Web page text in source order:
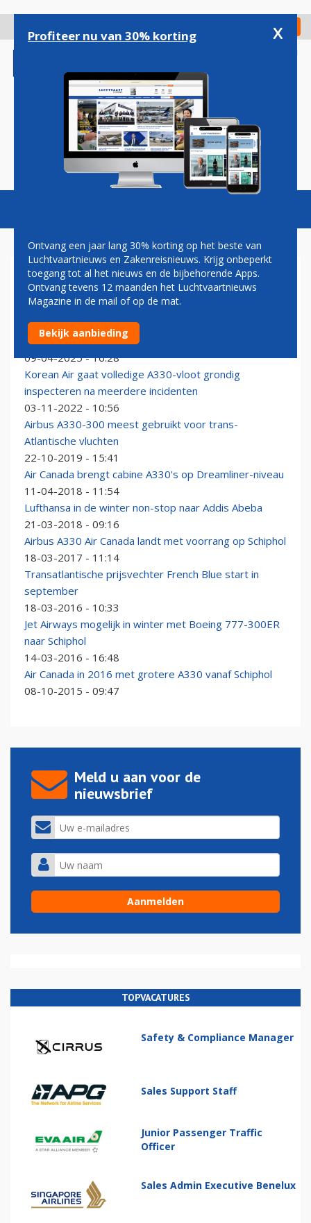
gaan
Check in
Magazine Podcasts Vacatures
AIRBUS A330-300
KLM gestart met vernieuwing van Economy Class in
Airbus A330-300's
09-04-2025 - 16:28
Korean Air gaat volledige A330-vloot grondig
inspecteren na meerdere incidenten
03-11-2022 - 10:56
Airbus A330-300 meest gebruikt voor trans-
Atlantische vluchten
22-10-2019 - 15:41
Air Canada brengt cabine A330's op Dreamliner-niveau
11-04-2018 - 11:54
Lufthansa in de winter non-stop naar Addis Abeba
21-03-2018 - 09:16
Airbus A330 Air Canada landt met voorrang op Schiphol
18-03-2017 - 11:14
Transatlantische prijsvechter French Blue start in
september
18-03-2016 - 10:33
Jet Airways mogelijk in winter met Boeing 777-300ER
naar Schiphol
14-03-2016 - 16:48
Air Canada in 2016 met grotere A330 vanaf Schiphol
08-10-2015 - 09:47
Meld u aan voor de
nieuwsbrief
TOPVACATURES
Safety & Compliance Manager
Sales Support Staff
Junior Passenger Traffic
Officer
Sales Admin Executive Benelux
Profiteer nu van 30% korting x
Ontvang een jaar lang 30% korting op het beste van
Luchtvaartnieuws en Zakenreisnieuws. Krijg onbeperkt
toegang tot al het nieuws en de bijbehorende Apps.
Ontvang tevens 12 maanden het Luchtvaartnieuws
Magazine in de mail of op de mat.
Bekijk aanbieding